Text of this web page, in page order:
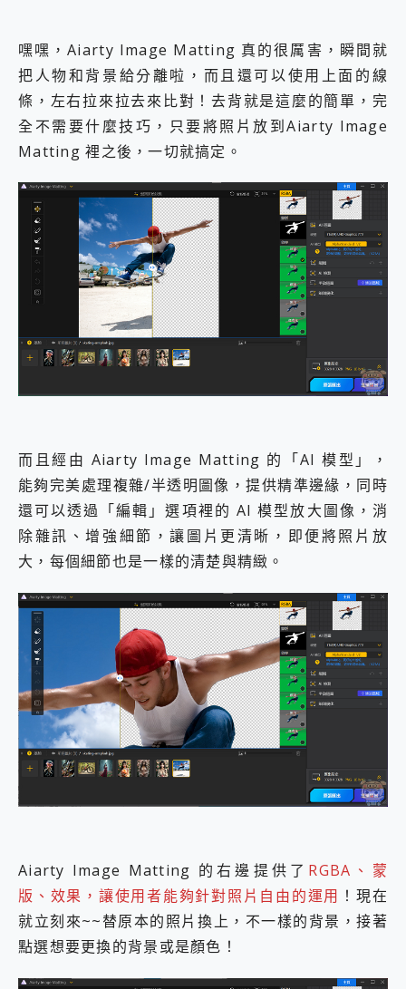
嘿嘿，Aiarty Image Matting 真的很厲害，瞬間就
把人物和背景給分離啦，而且還可以使用上面的線
條，左右拉來拉去來比對！去背就是這麼的簡單，完
全不需要什麼技巧，只要將照片放到Aiarty Image
Matting 裡之後，一切就搞定。
而且經由 Aiarty Image Matting 的「AI 模型」，
能夠完美處理複雜/半透明圖像，提供精準邊緣，同時
還可以透過「編輯」選項裡的 AI 模型放大圖像，消
除雜訊、增強細節，讓圖片更清晰，即便將照片放
大，每個細節也是一樣的清楚與精緻。
Aiarty Image Matting 的右邊提供了 RGBA、蒙
版、效果，讓使用者能夠針對照片自由的運用 ！現在
就立刻來~~替原本的照片換上，不一樣的背景，接著
點選想要更換的背景或是顏色！